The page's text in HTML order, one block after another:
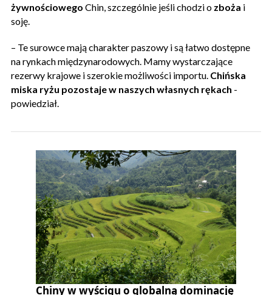
żywnościowego Chin, szczególnie jeśli chodzi o zboża i
soję.
– Te surowce mają charakter paszowy i są łatwo dostępne
na rynkach międzynarodowych. Mamy wystarczające
rezerwy krajowe i szerokie możliwości importu. Chińska
miska ryżu pozostaje w naszych własnych rękach -
powiedział.
Chiny w wyścigu o globalną dominację